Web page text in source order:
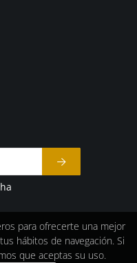
para ofrecerte una mejor
hábitos de navegación. Si
que aceptas su uso.